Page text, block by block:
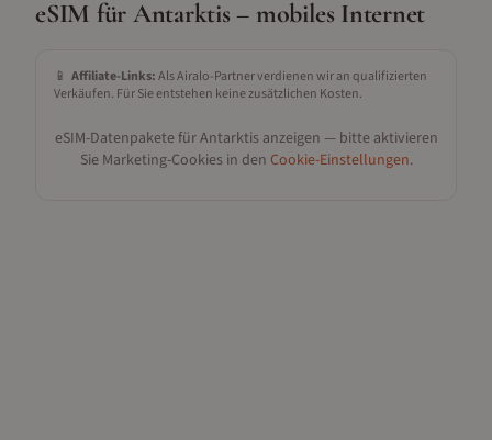
eSIM für Antarktis – mobiles Internet
📱 Affiliate-Links:Als Airalo-Partner verdienen wir an qualifizierten
Verkäufen. Für Sie entstehen keine zusätzlichen Kosten.
eSIM-Datenpakete fürAntarktisanzeigen — bitte aktivieren
Sie Marketing-Cookies in den Cookie-Einstellungen.